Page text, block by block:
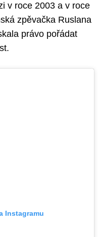
v roce 2003 a v roce
zpěvačka Ruslana
právo pořádat
Instagramu